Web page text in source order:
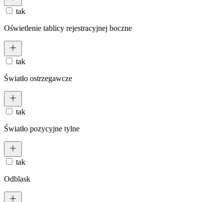
tak
Oświetlenie tablicy rejestracyjnej boczne
tak
Światło ostrzegawcze
tak
Światło pozycyjne tylne
tak
Odblask